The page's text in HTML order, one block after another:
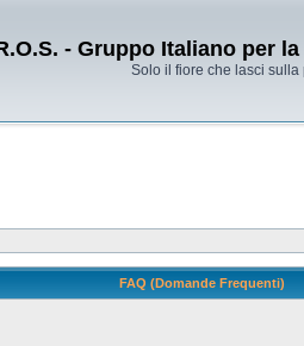
- Gruppo Italiano per
Solo il fiore che lasci
FAQ (Domande Frequenti)